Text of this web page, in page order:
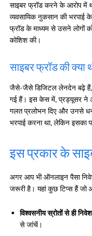
साइबर फ्रॉड करने के आरोप में
व्यवसायिक नुकसान की भरपाई
फ्रॉड के माध्यम से उसने लोगों
कोशिश की।
साइबर फ्रॉड की क्या
जैसे-जैसे डिजिटल लेनदेन बढ़े हैं,
गई हैं। इस केस में, प्रड्यूसर ने
गलत प्रलोभन दिए और उनसे धन
भरपाई करना था, लेकिन इसका
इस प्रकार के
अगर आप भी ऑनलाइन पैसा
जरूरी है। यहां कुछ टिप्स हैं
विश्वसनीय स्रोतों से ही
से जांचें।